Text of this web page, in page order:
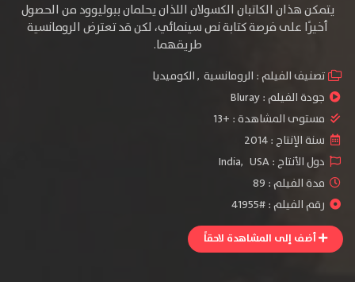
يتمكن هذان الكاتبان الكسولان اللذان يحلمان ببوليوود من الحصول
أخيرًا على فرصة كتابة نص سينمائي، لكن قد تعترض الرومانسية
طريقهما.
تصنيف الفيلم : الرومانسية ,الكوميديا
جودة الفيلم :Bluray
مستوى المشاهدة : +13
سنة الإنتاج :2014
دول الأنتاج :
India, USA
مدة الفيلم : 89
رقم الفيلم : #41955
أضف إلى المشاهدة لاحقاً